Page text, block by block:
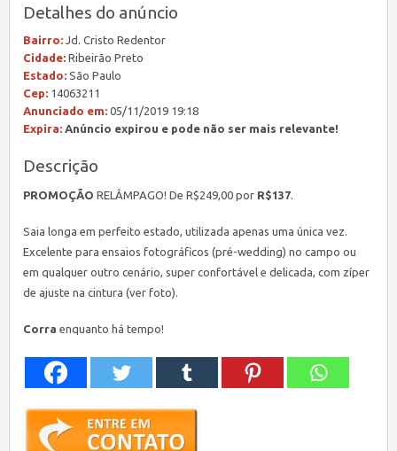
Detalhes do anúncio
Bairro: Jd. Cristo Redentor
Cidade: Ribeirão Preto
Estado: São Paulo
Cep: 14063211
Anunciado em: 05/11/2019 19:18
Expira: Anúncio expirou e pode não ser mais relevante!
Descrição
PROMOÇÃO RELÂMPAGO! De R$249,00 por R$137.
Saia longa em perfeito estado, utilizada apenas uma única vez.
Excelente para ensaios fotográficos (pré-wedding) no campo ou
em qualquer outro cenário, super confortável e delicada, com zíper
de ajuste na cintura (ver foto).
Corra enquanto há tempo!